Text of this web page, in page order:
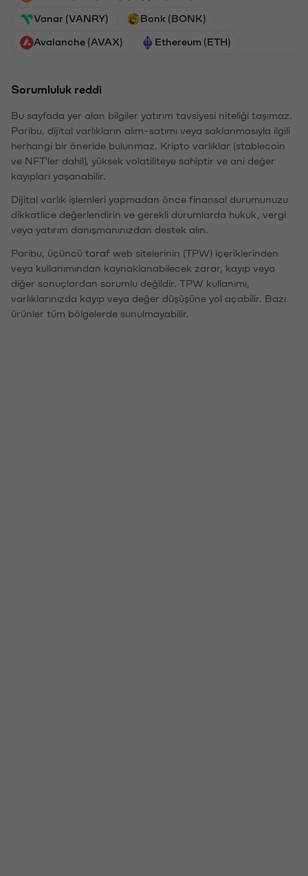
Vanar (VANRY) Bonk (BONK)
Avalanche (AVAX) Ethereum (ETH)
Sorumluluk reddi
Bu sayfada yer alan bilgiler yatırım tavsiyesi niteliği taşımaz.
Paribu, dijital varlıkların alım-satımı veya saklanmasıyla ilgili
herhangi bir öneride bulunmaz. Kripto varlıklar (stablecoin
ve NFT'ler dahil), yüksek volatiliteye sahiptir ve ani değer
kayıpları yaşanabilir.
Dijital varlık işlemleri yapmadan önce finansal durumunuzu
dikkatlice değerlendirin ve gerekli durumlarda hukuk, vergi
veya yatırım danışmanınızdan destek alın.
Paribu, üçüncü taraf web sitelerinin (TPW) içeriklerinden
veya kullanımından kaynaklanabilecek zarar, kayıp veya
diğer sonuçlardan sorumlu değildir. TPW kullanımı,
varlıklarınızda kayıp veya değer düşüşüne yol açabilir. Bazı
ürünler tüm bölgelerde sunulmayabilir.